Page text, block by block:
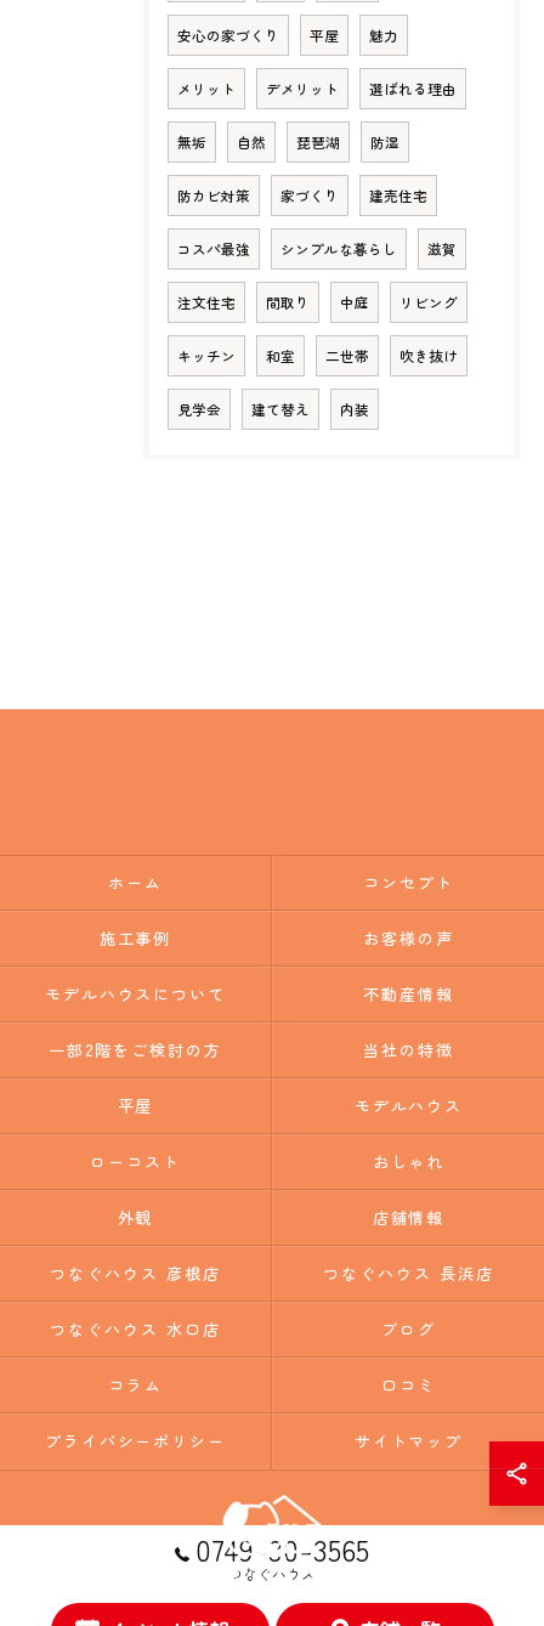
安心の家づくり 平屋 魅力
メリット デメリット 選ばれる理由
無垢 自然 琵琶湖 防湿
防カビ対策 家づくり 建売住宅
コスパ最強 シンプルな暮らし 滋賀
注文住宅 間取り 中庭 リビング
キッチン 和室 二世帯 吹き抜け
見学会 建て替え 内装
0749-30-3565
つなぐハウス
ホーム コンセプト
施工事例 お客様の声
モデルハウスについて 不動産情報
一部2階をご検討の方 当社の特徴
平屋 モデルハウス
ローコスト おしゃれ
外観 店舗情報
つなぐハウス 彦根店 つなぐハウス 長浜店
つなぐハウス 水口店 ブログ
コラム 口コミ
プライバシーポリシー サイトマップ